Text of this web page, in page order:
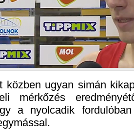
közben ugyan simán
mérkőzés
a nyolcadik